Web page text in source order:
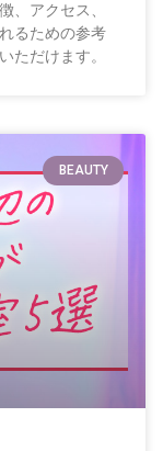
、アクセス、
るための参考
ただけます。
BEAUTY